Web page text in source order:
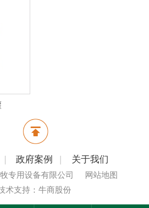
政府案例 关于我们
专用设备有限公司
网站地图
术支持：牛商股份